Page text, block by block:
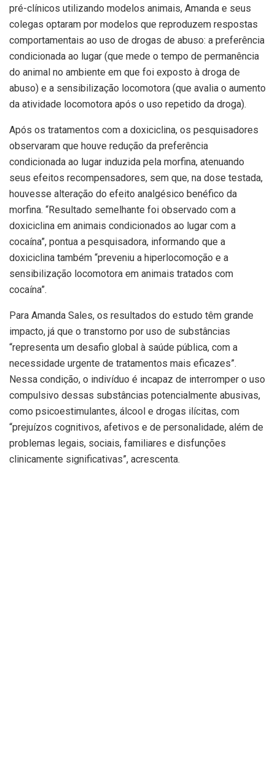
pré-clínicos utilizando modelos animais, Amanda e seus
colegas optaram por modelos que reproduzem respostas
comportamentais ao uso de drogas de abuso: a preferência
condicionada ao lugar (que mede o tempo de permanência
do animal no ambiente em que foi exposto à droga de
abuso) e a sensibilização locomotora (que avalia o aumento
da atividade locomotora após o uso repetido da droga).
Após os tratamentos com a doxiciclina, os pesquisadores
observaram que houve redução da preferência
condicionada ao lugar induzida pela morfina, atenuando
seus efeitos recompensadores, sem que, na dose testada,
houvesse alteração do efeito analgésico benéfico da
morfina. “Resultado semelhante foi observado com a
doxiciclina em animais condicionados ao lugar com a
cocaína”, pontua a pesquisadora, informando que a
doxiciclina também “preveniu a hiperlocomoção e a
sensibilização locomotora em animais tratados com
cocaína”.
Para Amanda Sales, os resultados do estudo têm grande
impacto, já que o transtorno por uso de substâncias
“representa um desafio global à saúde pública, com a
necessidade urgente de tratamentos mais eficazes”.
Nessa condição, o indivíduo é incapaz de interromper o uso
compulsivo dessas substâncias potencialmente abusivas,
como psicoestimulantes, álcool e drogas ilícitas, com
“prejuízos cognitivos, afetivos e de personalidade, além de
problemas legais, sociais, familiares e disfunções
clinicamente significativas”, acrescenta.